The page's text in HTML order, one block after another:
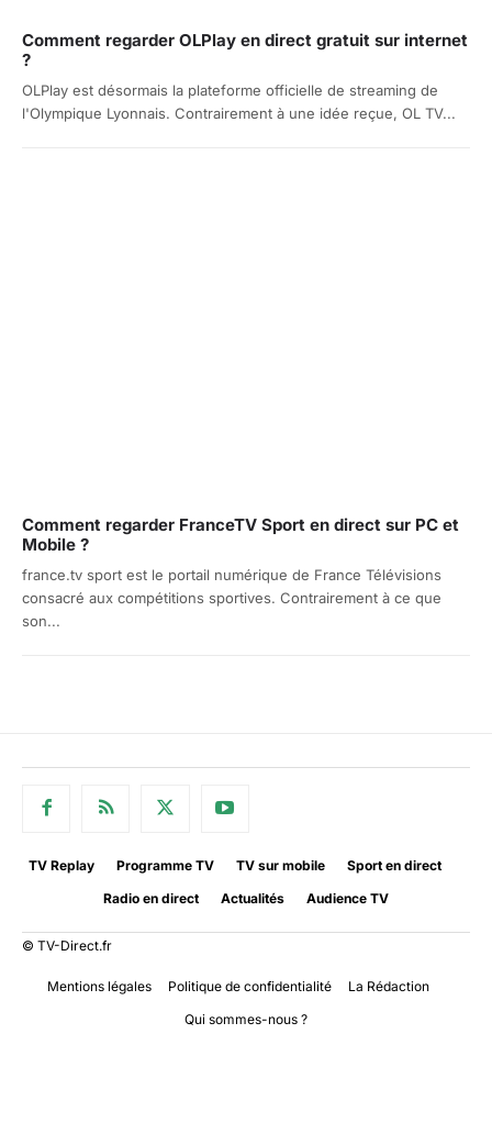
Comment regarder OLPlay en direct gratuit sur internet
?
OLPlay est désormais la plateforme officielle de streaming de
l'Olympique Lyonnais. Contrairement à une idée reçue, OL TV...
Comment regarder FranceTV Sport en direct sur PC et
Mobile ?
france.tv sport est le portail numérique de France Télévisions
consacré aux compétitions sportives. Contrairement à ce que
son...
TV Replay Programme TV TV sur mobile
Sport en direct
Radio en direct
Actualités Audience TV
© TV-Direct.fr
Mentions légales Politique de confidentialité
La Rédaction
Qui sommes-nous ?